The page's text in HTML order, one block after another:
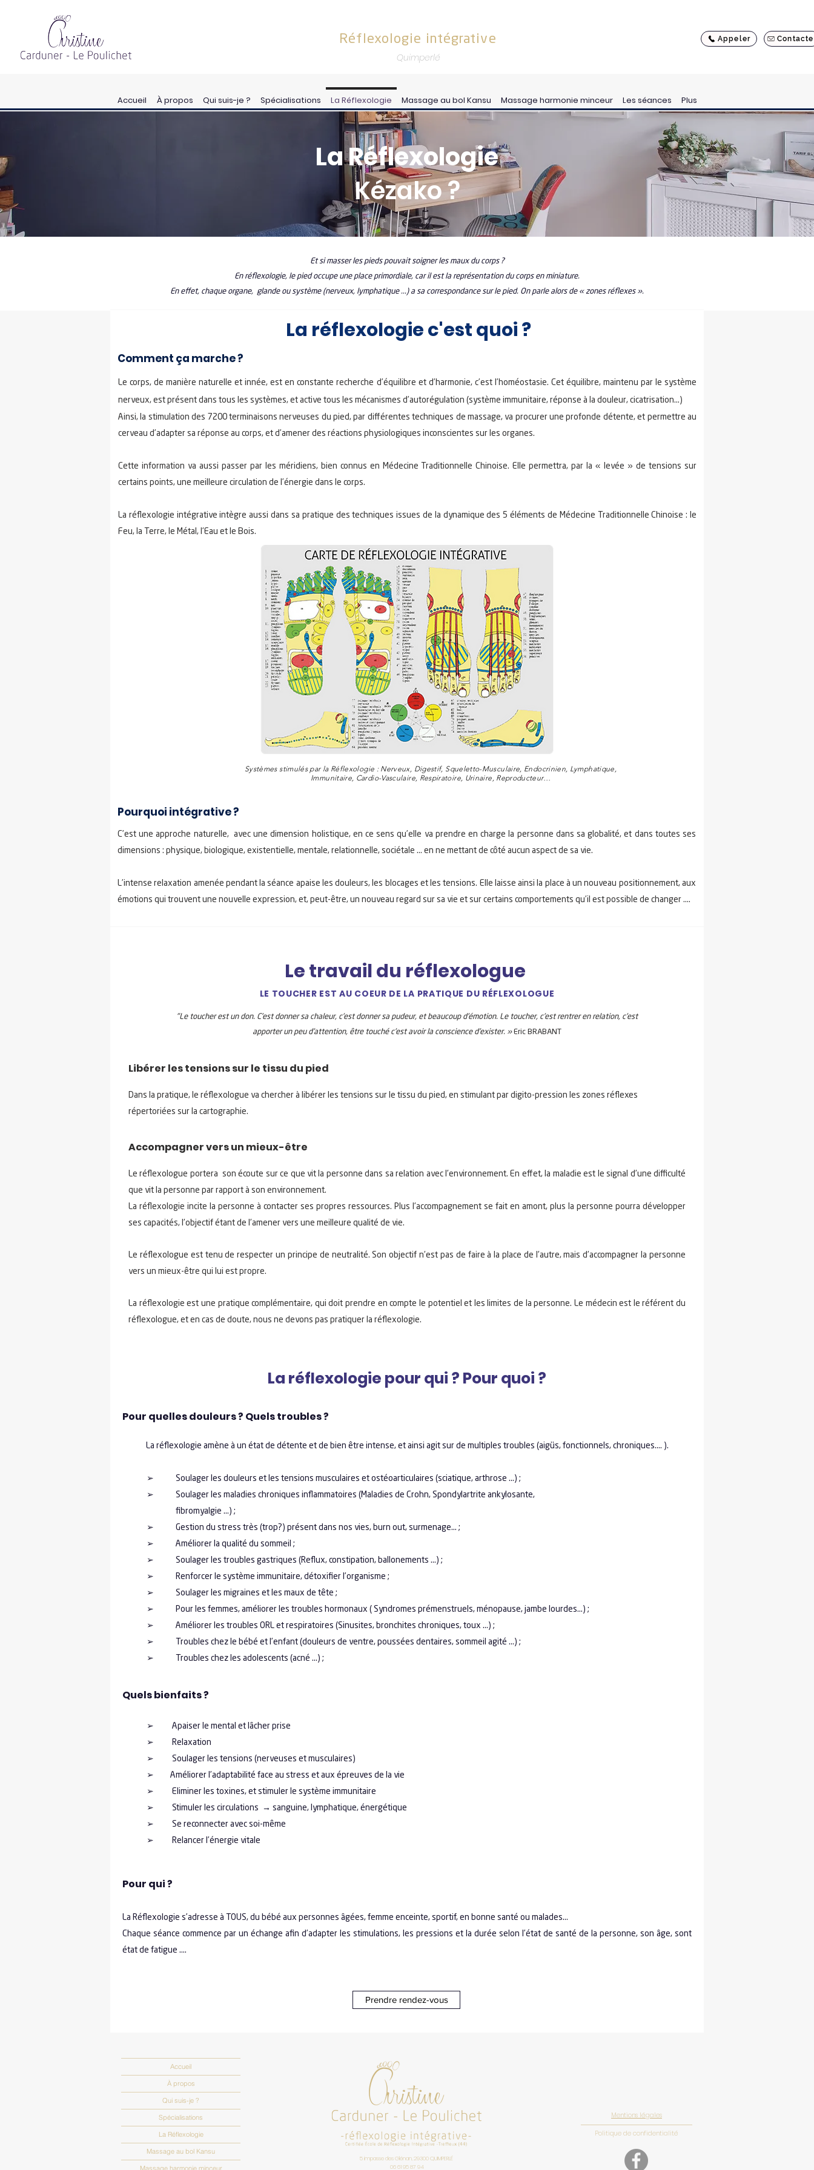
Réflexologie intégrative Appeler
Quimperlé
Accueil À propos Qui suis-je ? Spécialisations La Réflexologie Massage au bol Kansu Massage harmonie minceur Les séances Plus
LaRéflexologie​
Kézako ?
Et si masser les pieds pouvait soigner les maux du corps ?
En réflexologie, le pied occupe une place primordiale, car il est la représentation du corps en miniature.
En effet, chaque organe, glande ou système (nerveux, lymphatique ...) a sa correspondance sur le pied. On parle alors de « zones réflexes ».
La réflexologie c'est quoi ?
Comment ça marche ?
Le corps, de manière naturelle et innée, est en constante recherche d’équilibre et d’harmonie, c’est l’homéostasie. Cet équilibre, maintenu par le système
nerveux, est présent dans tous les systèmes, et active tous les mécanismes d’autorégulation (système immunitaire, réponse à la douleur, cicatrisation...)
Ainsi, la stimulation des 7200 terminaisons nerveuses du pied, par différentes techniques de massage, va procurer une profonde détente, et permettre au
cerveau d’adapter sa réponse au corps, et d’amener des réactions physiologiques inconscientes sur les organes.
Cette information va aussi passer par les méridiens, bien connus en Médecine Traditionnelle Chinoise. Elle permettra, par la « levée » de tensions sur
certains points, une meilleure circulation de l’énergie dans le corps.
La réflexologie intégrative intègre aussi dans sa pratique des techniques issues de la dynamique des 5 éléments de Médecine Traditionnelle Chinoise : le
Feu, la Terre, le Métal, l'Eau et le Bois.
Systèmes stimulés par la Réflexologie : Nerveux, Digestif, Squeletto-Musculaire, Endocrinien, Lymphatique,
Immunitaire, Cardio-Vasculaire, Respiratoire, Urinaire, Reproducteur…
​Pourquoi intégrative ?
C’est une approche naturelle, avec une dimension holistique, en ce sens qu’elle va prendre en charge la personne dans sa globalité, et dans toutes ses
dimensions : physique, biologique, existentielle, mentale, relationnelle, sociétale ... en ne mettant de côté aucun aspect de sa vie.
L’intense relaxation amenée pendant la séance apaise les douleurs, les blocages et les tensions. Elle laisse ainsi la place à un nouveau positionnement, aux
émotions qui trouvent une nouvelle expression, et, peut-être, un nouveau regard sur sa vie et sur certains comportements qu’il est possible de changer ….
Le travail du réflexologue
LE TOUCHER EST AU COEUR DE LA PRATIQUE DU RÉFLEXOLOGUE
"Le toucher est un don. C'est donner sa chaleur, c'est donner sa pudeur, et beaucoup d'émotion. Le toucher, c'est rentrer en relation, c'est
apporter un peu d'attention, être touché c'est avoir la conscience d'exister. »Eric BRABANT
Libérer les tensions sur le tissu du pied
Dans la pratique, le réflexologue va chercher à libérer les tensions sur le tissu du pied, en stimulant par digito-pression les zones réflexes
répertoriées sur la cartographie.
Accompagner vers un mieux-être
Le réflexologue portera son écoute sur ce que vit la personne dans sa relation avec l'environnement. En effet, la maladie est le signal d'une difficulté
que vit la personne par rapport à son environnement.
La réflexologie incite la personne à contacter ses propres ressources. Plus l'accompagnement se fait en amont, plus la personne pourra développer
ses capacités, l'objectif étant de l'amener vers une meilleure qualité de vie.
Le réflexologue est tenu de respecter un principe de neutralité. Son objectif n'est pas de faire à la place de l'autre, mais d'accompagner la personne
vers un mieux-être qui lui est propre.
La réflexologie est une pratique complémentaire, qui doit prendre en compte le potentiel et les limites de la personne. Le médecin est le référent du
réflexologue, et en cas de doute, nous ne devons pas pratiquer la réflexologie.
La réflexologie pour qui ? Pour quoi ?
Pour quelles douleurs ? Quels troubles ?
La réflexologie amène à un état de détente et de bien être intense, et ainsi agit sur de multiples troubles (aigüs, fonctionnels, chroniques…. ).
➢ Soulager les douleurs et les tensions musculaires et ostéoarticulaires (sciatique, arthrose ...) ;
➢ Soulager les maladies chroniques inflammatoires (Maladies de Crohn, Spondylartrite ankylosante,
fibromyalgie …) ;
➢ Gestion du stress très (trop?) présent dans nos vies, burn out, surmenage… ;
➢ Améliorer la qualité du sommeil ;
➢ Soulager les troubles gastriques (Reflux, constipation, ballonements …) ;
➢ Renforcer le système immunitaire, détoxifier l’organisme ;
➢ Soulager les migraines et les maux de tête ;
➢ Pour les femmes, améliorer les troubles hormonaux ( Syndromes prémenstruels, ménopause, jambe lourdes…) ;
➢ Améliorer les troubles ORL et respiratoires (Sinusites, bronchites chroniques, toux …) ;
➢ Troubles chez le bébé et l’enfant (douleurs de ventre, poussées dentaires, sommeil agité …) ;
➢ Troubles chez les adolescents (acné ...) ;
Quels bienfaits ?
➢ Apaiser le mental et lâcher prise
➢ Relaxation
➢ Soulager les tensions (nerveuses et musculaires)
➢ Améliorer l’adaptabilité face au stress et aux épreuves de la vie
➢ Eliminer les toxines, et stimuler le système immunitaire
➢ Stimuler les circulations → sanguine, lymphatique, énergétique
➢ Se reconnecter avec soi-même
➢ Relancer l’énergie vitale
Pour qui ?
La Réflexologie s’adresse à TOUS, du bébé aux personnes âgées, femme enceinte, sportif, en bonne santé ou malades…
Chaque séance commence par un échange afin d’adapter les stimulations, les pressions et la durée selon l’état de santé de la personne, son âge, sont
état de fatigue ….
Prendre rendez-vous
Accueil
À propos
Qui suis-je ?
Spécialisations
La Réflexologie
Massage au bol Kansu
Massage harmonie minceur
5 impasse des Glénan, 29300 QUIMPERLÉ
06 61 95 87 94
Mentions légales
Politique de confidentialité